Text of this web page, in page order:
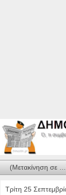
Τρίτη 25